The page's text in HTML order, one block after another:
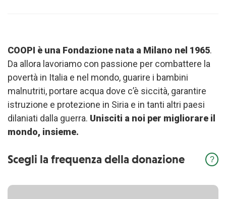
COOPI è una Fondazione nata a Milano nel 1965.
Da allora lavoriamo con passione per combattere la
povertà in Italia e nel mondo, guarire i bambini
malnutriti, portare acqua dove c’è siccità, garantire
istruzione e protezione in Siria e in tanti altri paesi
dilaniati dalla guerra. Unisciti a noi per migliorare il
mondo, insieme.
Scegli la frequenza della donazione